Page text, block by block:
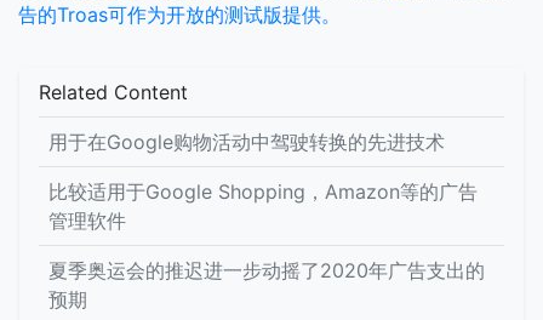
告的Troas可作为开放的测试版提供。
Related Content
用于在Google购物活动中驾驶转换的先进技术
比较适用于Google Shopping，Amazon等的广告
管理软件
夏季奥运会的推迟进一步动摇了2020年广告支出的
预期